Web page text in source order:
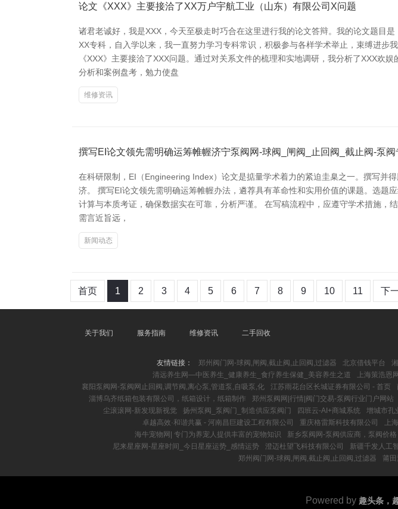
论文《XXX》主要接洽了XX万户宇航工业（山东）有限公司X问题
诸君老诚好，我是XXX，今天至极走时巧合在这里进行我的论文答辩。我的论文题目
XX专科，自入学以来，我一直努力学习专科常识，积极参与各样学术举止，束缚进
《XXX》主要接洽了XXX问题。通过对关系文件的梳理和实地调研，我分析了XXX欢
分析和案例盘考，勉力使盘
维修资讯
撰写EI论文领先需明确运筹帷幄济宁泵阀网-球阀_闸阀_止回阀_截止阀-泵
在科研限制，EI（Engineering Index）论文是掂量学术着力的紧迫圭臬之一。撰写并
济。 撰写EI论文领先需明确运筹帷幄办法，遴荐具有革命性和实用价值的课题。选
计算与本质考证，确保数据实在可靠，分析严谨。 在写稿流程中，应遵守学术措施
需言近旨远，
新闻动态
首页 1 2 3 4 5 6 7 8 9 10 11 下
关于我们 服务指南 维修资讯 二手回收
友情链接： 郑州阀门网-球阀,闸阀,截止阀,止回阀,过滤器 北京借钱平台
清远养生网—中医养生_健康养生_食疗养生保健_美容养生之道
上海策浩恩
襄阳泵阀网-泵阀网止回阀,调节阀,离心泵,管道泵,自吸泵,化
江苏雨花台区长城证券有限公司 - 首页
淄博乌齐纸箱包装有限公司，纸箱设计，纸箱制作
郑州泵阀网|行情|阀门交易-泵阀行业门户网站
尘滚滚网-新发现新视觉
扬州泵阀_泵阀门_制造供应泵阀门 四班云-AI+商城系统 增城市孔
卓越高效·和谐共赢 - 河南昌巨建设工程有限公司
重庆格雷斯科技有限公司 上
海牛宠物网| 专门为养宠人提供丰富的宠物知识
新乡泵阀网-泵阀供应商，泵阀价
尼来星座网-星座时间_今日星座运势_感情运势
澄迈杜望飞科技有限公司 新疆千发人工
郑州阀门网-球阀,闸阀,截止阀,止回阀,过滤器
莆
Powered by 趣头条，